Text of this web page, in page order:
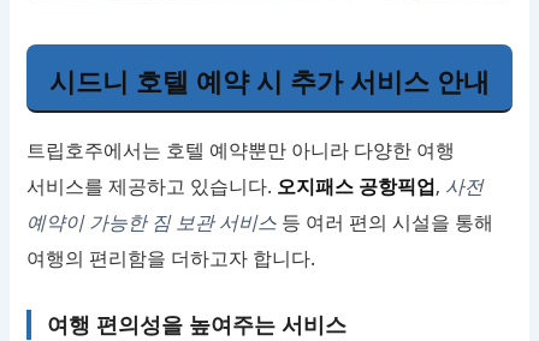
시드니 호텔 예약 시 추가 서비스 안내
트립호주에서는 호텔 예약뿐만 아니라 다양한 여행
서비스를 제공하고 있습니다. 오지패스 공항픽업, 사전
예약이 가능한 짐 보관 서비스 등 여러 편의 시설을 통해
여행의 편리함을 더하고자 합니다.
여행 편의성을 높여주는 서비스